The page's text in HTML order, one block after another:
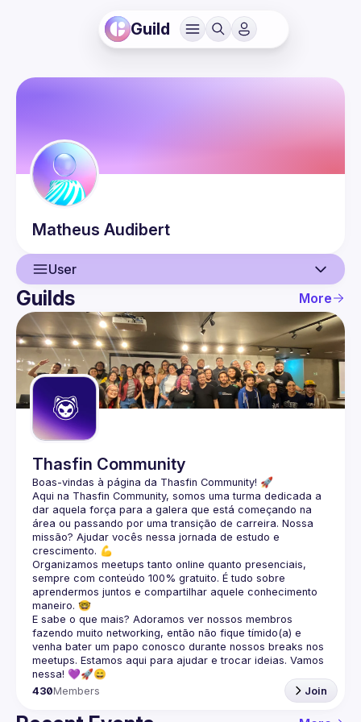
Guild
Matheus Audibert
User
User
Events
Guilds
Guilds More
Thasfin Community
Boas-vindas à página da Thasfin Community! 🚀
Aqui na Thasfin Community, somos uma turma dedicada a
dar aquela força para a galera que está começando na
área ou passando por uma transição de carreira. Nossa
missão? Ajudar vocês nessa jornada de estudo e
crescimento. 💪
Organizamos meetups tanto online quanto presenciais,
sempre com conteúdo 100% gratuito. É tudo sobre
aprendermos juntos e compartilhar aquele conhecimento
maneiro. 🤓
E sabe o que mais? Adoramos ver nossos membros
fazendo muito networking, então não fique tímido(a) e
venha bater um papo conosco durante nossos breaks nos
meetups. Estamos aqui para ajudar e trocar ideias. Vamos
nessa! 💜🚀😄
430Members Join